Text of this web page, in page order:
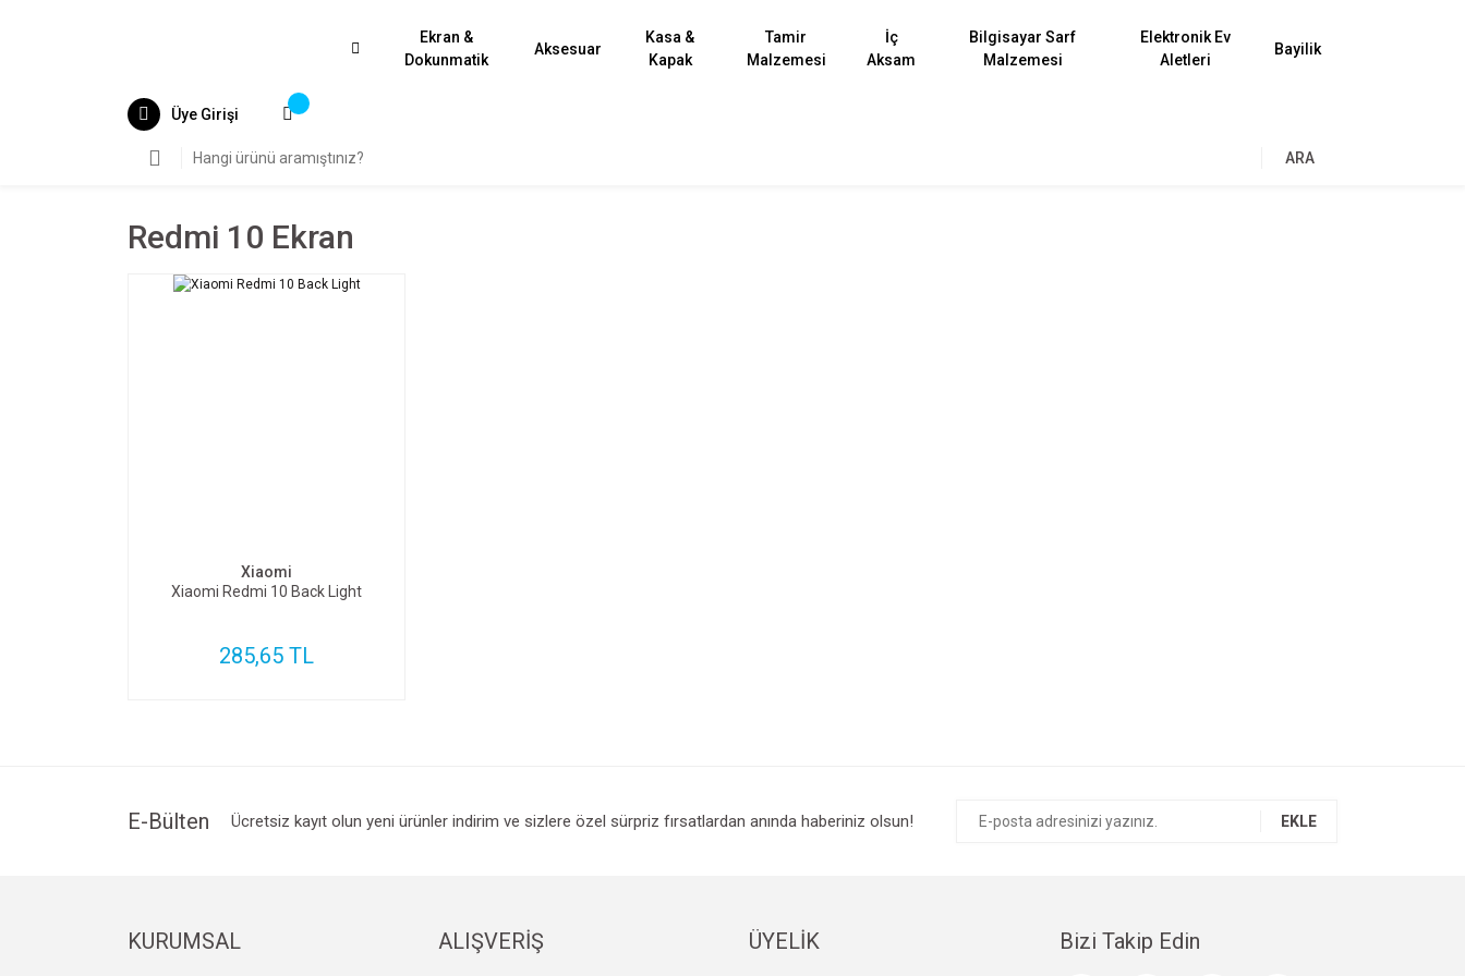
Ekran &
Dokunmatik
Aksesuar
Kasa &
Kapak
Tamir
Malzemesi
İç
Aksam
Bilgisayar Sarf
Malzemesi
Elektronik Ev
Aletleri
Bayilik
Üye Girişi
ARA
Redmi 10 Ekran
Xiaomi
Xiaomi Redmi 10 Back Light
285,65 TL
E-Bülten Ücretsiz kayıt olun yeni ürünler indirim ve sizlere özel sürpriz fırsatlardan anında haberiniz olsun! EKLE
KURUMSAL ALIŞVERİŞ ÜYELİK Bizi Takip Edin